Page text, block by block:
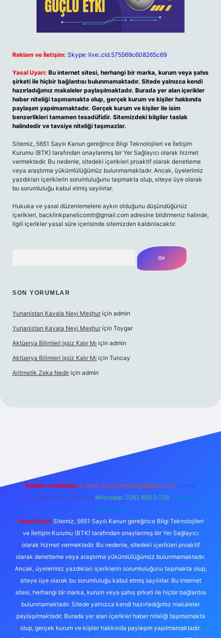
Reklam ve İletişim: Skype: live:.cid.575569c608265c69
Yasal Uyarı: Bu internet sitesi, herhangi bir marka, kurum veya şahıs
şirketi ile hiçbir bağlantısı bulunmamaktadır. Sitede yalnızca kendi
hazırladığımız makaleler paylaşılmaktadır. Burada yer alan içerikler
haber niteliği taşımamakta olup, gerçek kurum ve kişiler hakkında
paylaşım yapılmamaktadır. Gerçek kurum ve kişiler ile isim
benzerlikleri tamamen tesadüfidir. Sitemizdeki bilgiler taslak
halindedir ve tavsiye niteliği taşımazlar.
Sitemiz, 5651 Sayılı Kanun gereğince Bilgi Teknolojileri ve İletişim
Kurumu (BTK) tarafından onaylanmış bir Yer Sağlayıcı olarak hizmet
vermektedir. Bu nedenle, sitedeki içerikleri proaktif olarak denetleme
veya araştırma yükümlülüğümüz bulunmamaktadır. Ancak, üyelerimiz
yazdıkları içeriklerin sorumluluğunu taşımakta olup, siteye üye olarak
bu sorumluluğu kabul etmiş sayılırlar.
Hukuka ve yasal düzenlemelere aykırı olduğunu düşündüğünüz
içerikleri, backlinkpanelicomtr@gmail.com adresine bildirmeniz halinde,
ilgili içerikler yasal süre içerisinde sitemizden kaldırılacaktır.
SON YORUMLAR
Yunanistan Kavala Neyi Meşhur için admin
Yunanistan Kavala Neyi Meşhur için Toygar
Aktüerya Bilimleri Işsiz Kalır Mı için admin
Aktüerya Bilimleri Işsiz Kalır Mı için Tuncay
Aritmetik Zeka Nedir için admin
Reklam ve İletişim: E-mail: backlinkpaneli@gmail.com Teams:
forumhizmeti@gmail.com Whatsapp: 0262 606 0 726 Telegram:
@karabul
Yasal Uyarı: Sitemiz, 5651 Sayılı Kanun gereğince Bilgi Teknolojileri
ve İletişim Kurumu (BTK) tarafından onaylanmış bir Yer Sağlayıcı
olarak hizmet vermektedir. Bu nedenle, sitedeki içerikleri proaktif
olarak denetleme veya araştırma yükümlülüğümüz bulunmamaktadır.
Ancak, üyelerimiz yazdıkları içeriklerin sorumluluğunu taşımakta olup,
siteye üye olarak bu sorumluluğu kabul etmiş sayılırlar. Bu internet
sitesi, herhangi bir marka, kurum veya şahıs şirketi ile hiçbir bağlantısı
bulunmamaktadır. Sitede yalnızca kendi hazırladığımız makaleler
paylaşılmaktadır. Burada yer alan içerikler haber niteliği taşımamakta
olup, gerçek kurum ve kişiler hakkında paylaşım yapılmamaktadır.